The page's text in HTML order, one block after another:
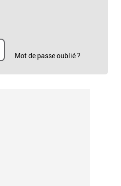
Mot de passe oublié ?